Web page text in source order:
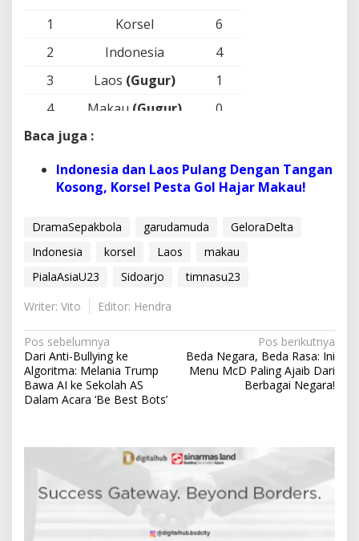
1 Korsel
6
2
Indonesia
4
3
Laos (Gugur)
1
4
Makau (Gugur)
0
Baca juga :
Indonesia dan Laos Pulang Dengan Tangan
Kosong, Korsel Pesta Gol Hajar Makau!
DramaSepakbola garudamuda
GeloraDelta
Indonesia
korsel Laos
makau
PialaAsiaU23
Sidoarjo
timnasu23
Writer: Vito
Editor: Hendra
N
a
v
Pos sebelumnya
Dari Anti-Bullying ke
Algoritma: Melania Trump
Bawa AI ke Sekolah AS
Dalam Acara ‘Be Best Bots’
Pos berikutnya
Beda Negara, Beda Rasa: Ini
Menu McD Paling Ajaib Dari
Berbagai Negara!